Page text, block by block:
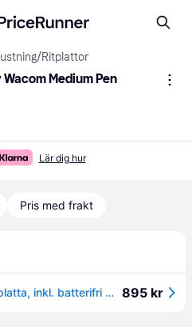
/Ritplattor
Wacom Medium Pen
Lär dig hur
Pris med frakt
One by Wacom Medium, Ritplatta, inkl. batterifri Wacom Pen 2K 895 kr